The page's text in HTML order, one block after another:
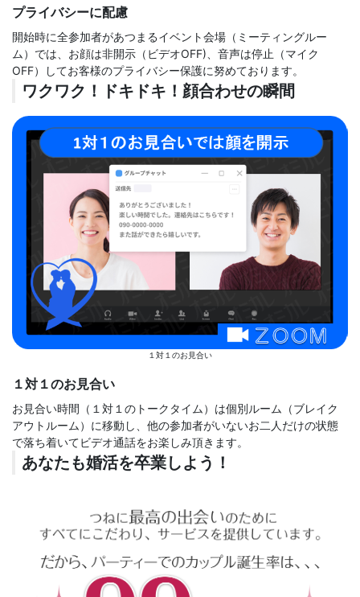
プライバシーに配慮
開始時に全参加者があつまるイベント会場（ミーティングルー
ム）では、お顔は非開示（ビデオOFF)、音声は停止（マイク
OFF）してお客様のプライバシー保護に努めております。
ワクワク！ドキドキ！顔合わせの瞬間
１対１のお見合い
１対１のお見合い
お見合い時間（１対１のトークタイム）は個別ルーム（ブレイク
アウトルーム）に移動し、他の参加者がいないお二人だけの状態
で落ち着いてビデオ通話をお楽しみ頂きます。
あなたも婚活を卒業しよう！